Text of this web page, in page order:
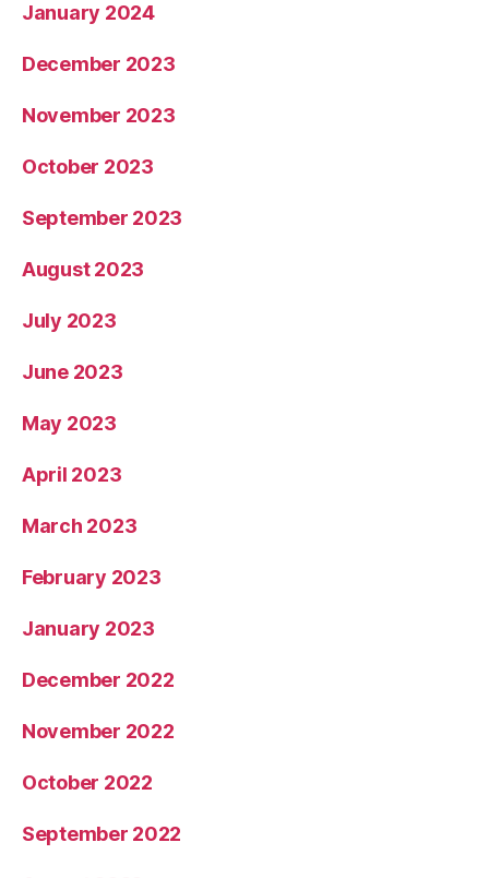
January 2024
December 2023
November 2023
October 2023
September 2023
August 2023
July 2023
June 2023
May 2023
April 2023
March 2023
February 2023
January 2023
December 2022
November 2022
October 2022
September 2022